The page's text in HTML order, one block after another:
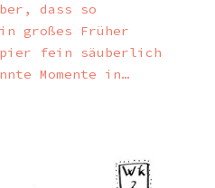
dass so
großes Früher
fein säuberlich
Momente in…